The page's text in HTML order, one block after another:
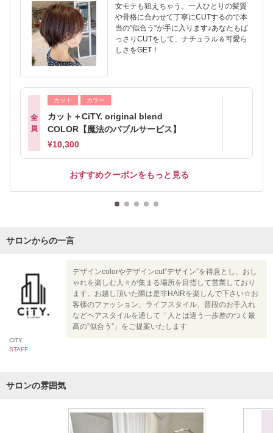
女モテも狙えちゃう。一人ひとりの髪質
や骨格に合わせて丁寧にCUTするので本
当の”似合う”が手に入ります♪あなたもば
っさりCUTをして、ナチュラル＆可愛ら
しさをGET！
全
員
カット カラー
カット＋CiTY. original blend
COLOR【魔法のバブルサービス】
¥10,300
おすすめクーポンをもっと見る
サロンからの一言
CiTY,
STAFF
デザインcolorやデザインcut”デザイン”を得意とし、おし
ゃれを楽しむ人々が集まる場所を目指して営業しており
ます。お越し頂いた際は是非HAIRを楽しんで下さい☆お
客樣のファッション、ライフスタイル、普段のお手入れ
などヘアスタイルを通して「人とは違う一歩差のつく最
高の”似合う”」をご提案いたします
サロンの雰囲気